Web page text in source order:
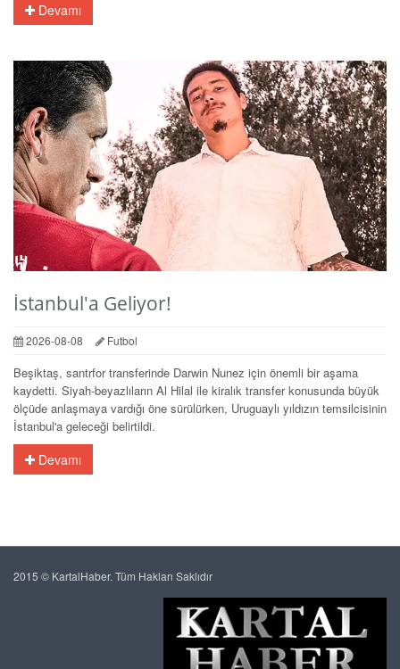
Devamı
İstanbul'a Geliyor!
2026-08-08 Futbol
Beşiktaş, santrfor transferinde Darwin Nunez için önemli bir aşama
kaydetti. Siyah-beyazlıların Al Hilal ile kiralık transfer konusunda büyük
ölçüde anlaşmaya vardığı öne sürülürken, Uruguaylı yıldızın temsilcisinin
İstanbul'a geleceği belirtildi.
Devamı
2015 © KartalHaber. Tüm Hakları Saklıdır